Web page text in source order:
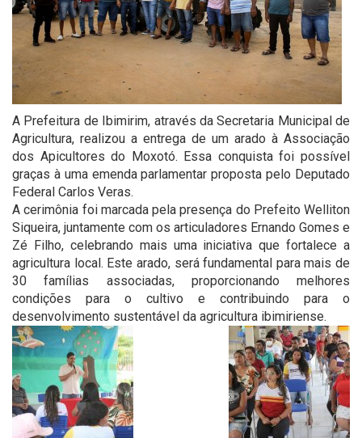
A Prefeitura de Ibimirim, através da Secretaria Municipal de
Agricultura, realizou a entrega de um arado à Associação
dos Apicultores do Moxotó. Essa conquista foi possível
graças à uma emenda parlamentar proposta pelo Deputado
Federal Carlos Veras.
A cerimônia foi marcada pela presença do Prefeito Welliton
Siqueira, juntamente com os articuladores Ernando Gomes e
Zé Filho, celebrando mais uma iniciativa que fortalece a
agricultura local. Este arado, será fundamental para mais de
30 famílias associadas, proporcionando melhores
condições para o cultivo e contribuindo para o
desenvolvimento sustentável da agricultura ibimiriense.